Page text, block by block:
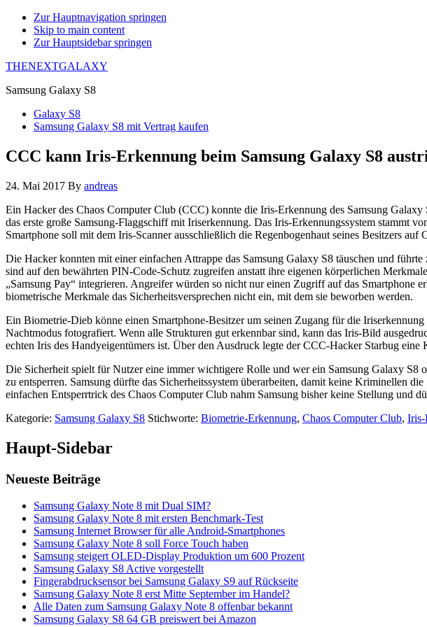
Zur Hauptnavigation springen
Skip to main content
Zur Hauptsidebar springen
THENEXTGALAXY
Samsung Galaxy S8
Galaxy S8
Samsung Galaxy S8 mit Vertrag kaufen
CCC kann Iris-Erkennung beim Samsung Galaxy S8
24. Mai 2017 By andreas
Ein Hacker des Chaos Computer Club (CCC) konnte die Iris-Erkennung des Samsung
das erste große Samsung-Flaggschiff mit Iriserkennung. Das Iris-Erkennungssystem stammt
Smartphone soll mit dem Iris-Scanner ausschließlich die Regenbogenhaut seines Besitzers auf
Die Hacker konnten mit einer einfachen Attrappe das Samsung Galaxy S8 täuschen und
sind auf den bewährten PIN-Code-Schutz zugreifen anstatt ihre eigenen körperlichen
„Samsung Pay“ integrieren. Angreifer würden so nicht nur einen Zugriff auf das Smartphone
biometrische Merkmale das Sicherheitsversprechen nicht ein, mit dem sie beworben werden.
Ein Biometrie-Dieb könne einen Smartphone-Besitzer um seinen Zugang für die
Nachtmodus fotografiert. Wenn alle Strukturen gut erkennbar sind, kann das Iris-Bild
echten Iris des Handyeigentümers ist. Über den Ausdruck legte der CCC-Hacker Starbug
Die Sicherheit spielt für Nutzer eine immer wichtigere Rolle und wer ein Samsung Galaxy
zu entsperren. Samsung dürfte das Sicherheitssystem überarbeiten, damit keine Kriminellen
einfachen Entsperrtrick des Chaos Computer Club nahm Samsung bisher keine Stellung und
Kategorie: Samsung Galaxy S8 Stichworte: Biometrie-Erkennung, Chaos Computer Club, Iris-
Haupt-Sidebar
Neueste Beiträge
Samsung Galaxy Note 8 mit Dual SIM?
Samsung Galaxy Note 8 mit ersten Benchmark-Test
Samsung Internet Browser für alle Android-Smartphones
Samsung Galaxy Note 8 soll Force Touch haben
Samsung steigert OLED-Display Produktion um 600 Prozent
Samsung Galaxy S8 Active vorgestellt
Fingerabdrucksensor bei Samsung Galaxy S9 auf Rückseite
Samsung Galaxy Note 8 erst Mitte September im Handel?
Alle Daten zum Samsung Galaxy Note 8 offenbar bekannt
Samsung Galaxy S8 64 GB preiswert bei Amazon